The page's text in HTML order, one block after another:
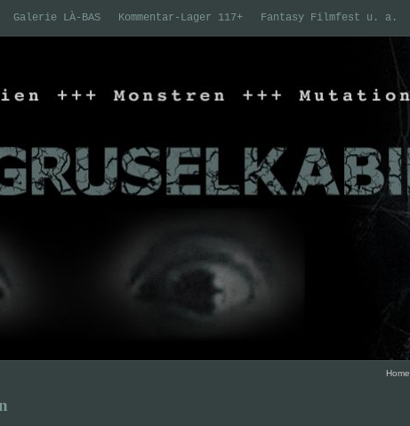
Galerie LÀ-BAS Kommentar-Lager 117+ Fantasy Filmfest u. a.
Home